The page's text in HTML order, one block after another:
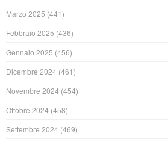
Marzo 2025 (441)
Febbraio 2025 (436)
Gennaio 2025 (456)
Dicembre 2024 (461)
Novembre 2024 (454)
Ottobre 2024 (458)
Settembre 2024 (469)